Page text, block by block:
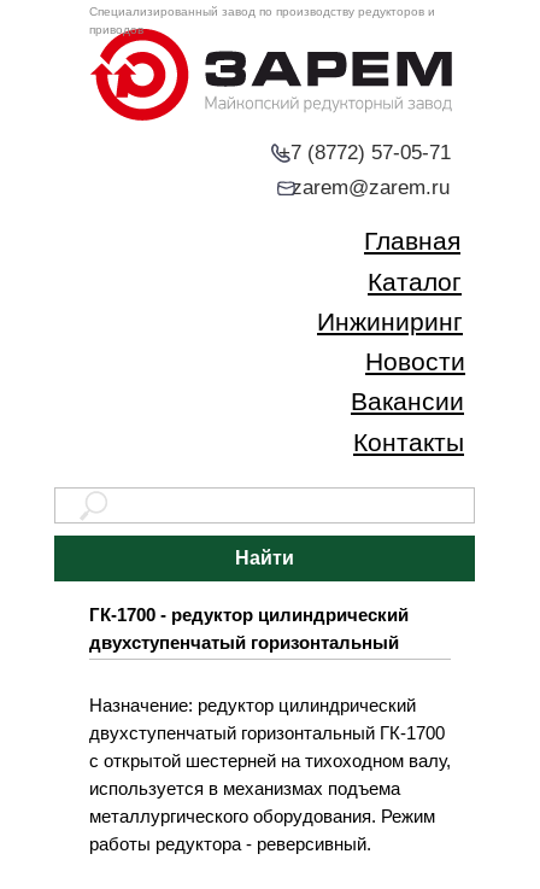
+7 (8772) 57-05-71
Каталог
Инжиниринг
Новости
Главная
Контакты
Вакансии
zarem@zarem.ru
Специализированный завод по производству редукторов и
приводов
Найти
ГК-1700 - редуктор цилиндрический
двухступенчатый горизонтальный
Назначение: редуктор цилиндрический
двухступенчатый горизонтальный ГК-1700
с открытой шестерней на тихоходном валу,
используется в механизмах подъема
металлургического оборудования. Режим
работы редуктора - реверсивный.